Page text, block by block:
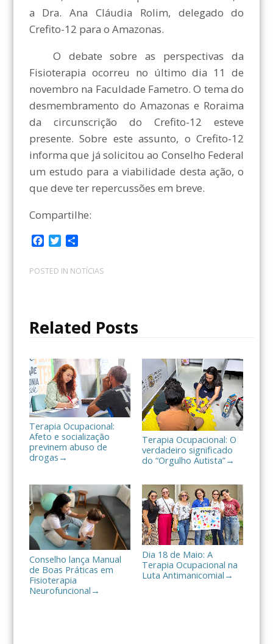
a Dra. Ana Cláudia Rolim, delegado do
Crefito-12 para o Amazonas.
O debate sobre as perspectivas da
Fisioterapia ocorreu no último dia 11 de
novembro na Faculdade Fametro. O tema do
desmembramento do Amazonas e Roraima
da circunscrição do Crefito-12 esteve
presente. Sobre este assunto, o Crefito-12
informa que já solicitou ao Conselho Federal
um estudo para a viabilidade desta ação, o
que deve ter repercussões em breve.
Compartilhe:
c
e
k
i
t
m
p
i
a
r
POSTED IN NOTÍCIAS
Related Posts
Terapia Ocupacional:
Afeto e socialização
previnem abuso de
drogas →
Terapia Ocupacional: O
verdadeiro significado
do “Orgulho Autista”→
Conselho lança Manual
de Boas Práticas em
Fisioterapia
Neurofuncional →
Dia 18 de Maio: A
Terapia Ocupacional na
Luta Antimanicomial →